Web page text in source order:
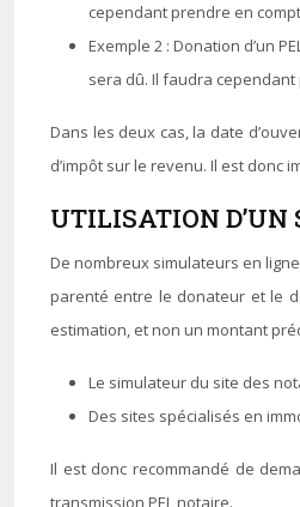
cependant prendre en
Exemple 2 : Donation d’un
sera dû. Il faudra cependant
Dans les deux cas, la date
d’impôt sur le revenu. Il est donc
UTILISATION
De nombreux simulateurs en
parenté entre le donateur et le
estimation, et non un montant
Le simulateur du site des
Des sites spécialisés en
Il est donc recommandé de
transmission PEL notaire.